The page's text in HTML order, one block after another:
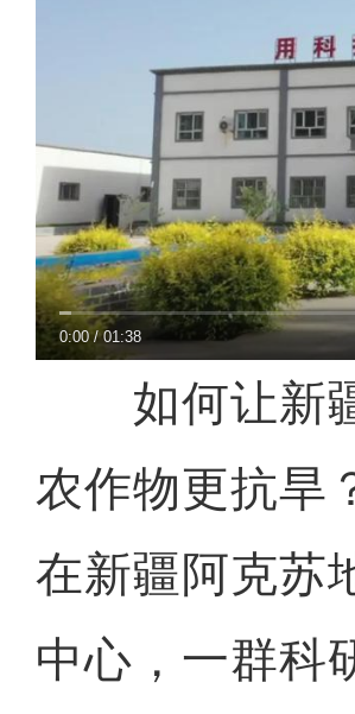
0:00/01:38
如何让新疆
农作物更抗旱
在新疆阿克苏
中心，一群科